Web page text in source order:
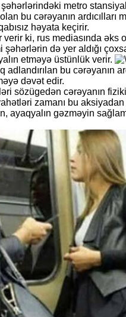
metro
bu cərəyanın ardıcılları
həyata keçirir.
verir ki, rus mediasında əks
də yer aldığı
etməyə üstünlük verir.
adlandırılan bu cərəyanın
dəvət edir.
sözügedən cərəyanın
zamanı bu
ayaqyalın gəzməyin